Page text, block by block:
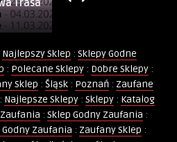
Trasa
Najlepszy Sklep : Sklepy Godne
: Polecane Sklepy : Dobre Sklepy :
Sklep : Śląsk : Poznań : Zaufane
Najlepsze Sklepy: Sklepy: Katalog
: Sklep Godny Zaufania :
Godny Zaufania : Zaufany Sklep :